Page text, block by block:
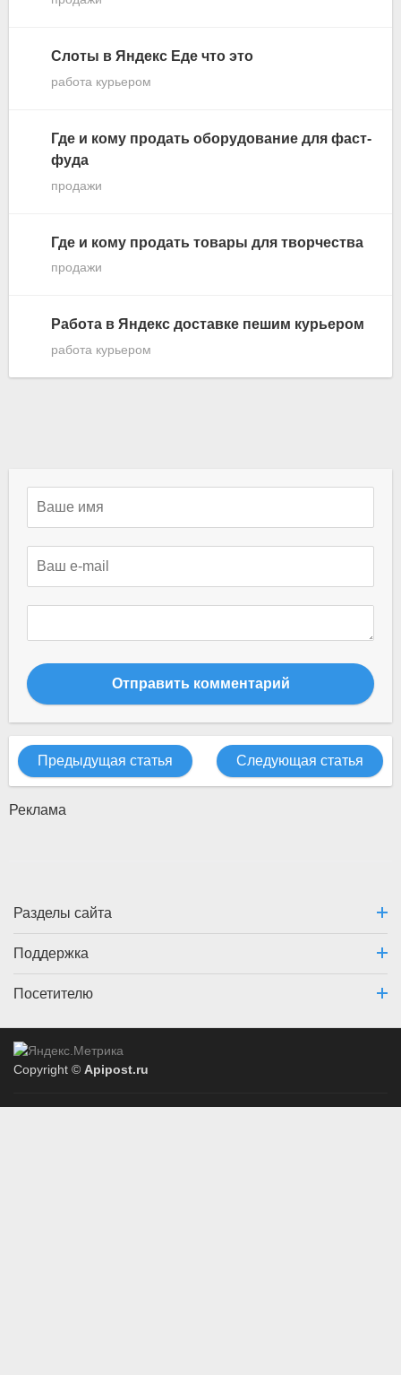
Слоты в Яндекс Еде что это
работа курьером
Где и кому продать оборудование для фаст-
фуда
продажи
Где и кому продать товары для творчества
продажи
Работа в Яндекс доставке пешим курьером
работа курьером
Отправить комментарий
Предыдущая статья Следующая статья
Реклама
Разделы сайта
Поддержка
Посетителю
Copyright © Apipost.ru